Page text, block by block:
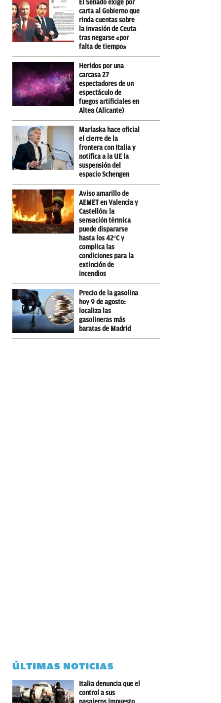
El Senado exige por
carta al Gobierno que
rinda cuentas sobre
la invasión de Ceuta
tras negarse «por
falta de tiempo»
Heridos por una
carcasa 27
espectadores de un
espectáculo de
fuegos artificiales en
Altea (Alicante)
Marlaska hace oficial
el cierre de la
frontera con Italia y
notifica a la UE la
suspensión del
espacio Schengen
Aviso amarillo de
AEMET en Valencia y
Castellón: la
sensación térmica
puede dispararse
hasta los 42ºC y
complica las
condiciones para la
extinción de
incendios
Precio de la gasolina
hoy 9 de agosto:
localiza las
gasolineras más
baratas de Madrid
ÚLTIMAS NOTICIAS
Italia denuncia que el
control a sus